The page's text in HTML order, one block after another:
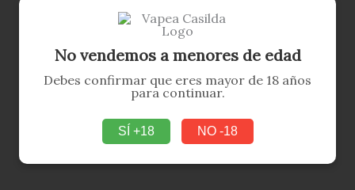
No vendemos a menores de edad
Debes confirmar que eres mayor de 18 años
para continuar.
SÍ +18 NO -18